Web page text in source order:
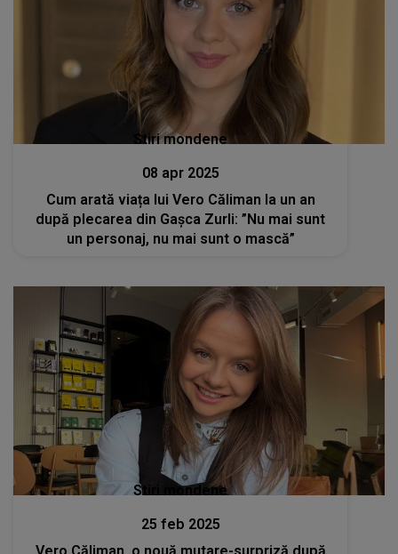
Stiri mondene
08 apr 2025
Cum arată viața lui Vero Căliman la un an
după plecarea din Gașca Zurli: ”Nu mai sunt
un personaj, nu mai sunt o mască”
Stiri mondene
25 feb 2025